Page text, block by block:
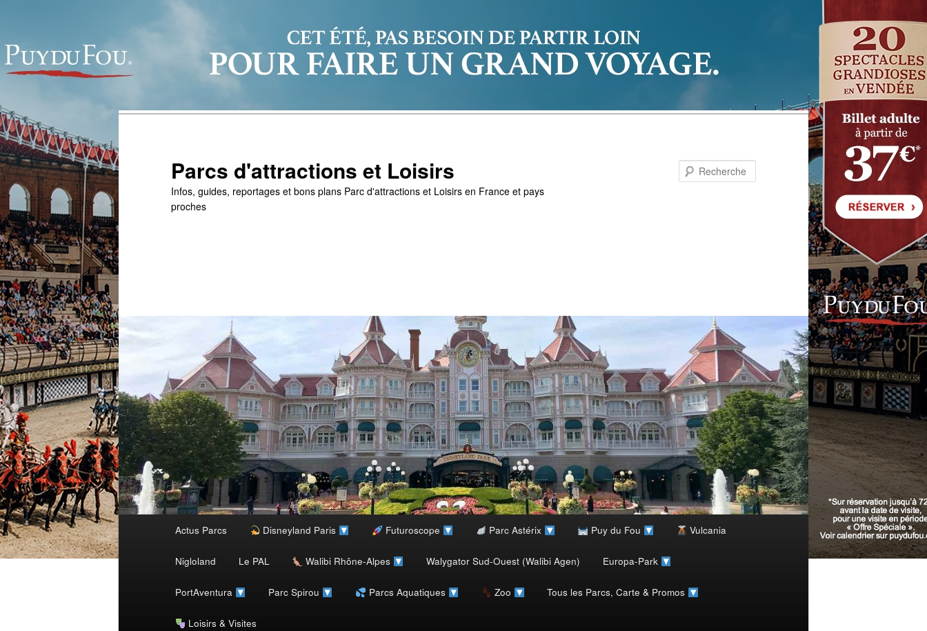
Parcs d'attractions et Loisirs
Infos, guides, reportages et bons plans Parc d'attractions et Loisirs en France et pays
proches
Recherche
Aller
Actus Parcs Disneyland Paris Futuroscope Parc Astérix Puy du Fou Vulcania
Nigloland Le PAL Walibi Rhône-Alpes Walygator Sud-Ouest (Walibi Agen) Europa-Park
PortAventura Parc Spirou Parcs Aquatiques Zoo Tous les Parcs, Carte & Promos
Loisirs & Visites